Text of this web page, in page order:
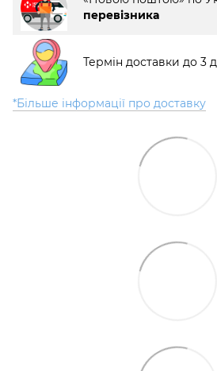
перевізника
Термін доставки до 3
*Більше інформації про доставку